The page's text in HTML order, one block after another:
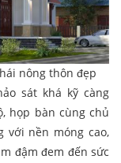
nông thôn đẹp
sát khá kỹ càng
họp bàn cùng chủ
với nền móng cao,
đậm đem đến sức